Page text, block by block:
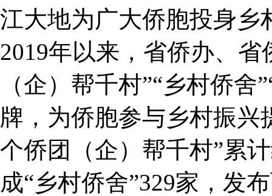
江大地为广大侨胞投身乡
2019年以来，省侨办、
（企）帮千村”“乡村侨
牌，为侨胞参与乡村振兴
个侨团（企）帮千村”累
成“乡村侨舍”329家，发